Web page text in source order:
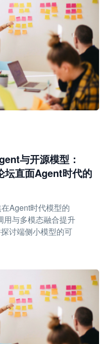
与开源模型：
直面Agent时代的
Agent时代模型的
用与多模态融合提升
讨端侧小模型的可